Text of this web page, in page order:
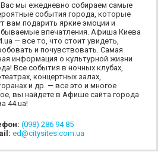
мы ежедневно собираем самые
события города, которые
вам подарить яркие эмоции и
впечатления. Афиша Киева
— все то, что стоит увидеть,
и почувствовать. Самая
информация о культурной жизни
Все события в ночных клубах,
концертных залах,
и др. — все это и многое
вы найдете в Афише сайта города
44.ua!
(098) 286 94 85
ed@citysites.com.ua